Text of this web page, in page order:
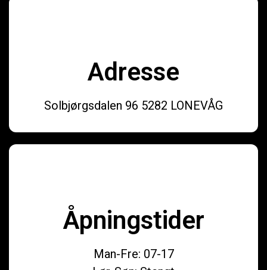
Adresse
Solbjørgsdalen 96 5282 LONEVÅG
Åpningstider
Man-Fre: 07-17